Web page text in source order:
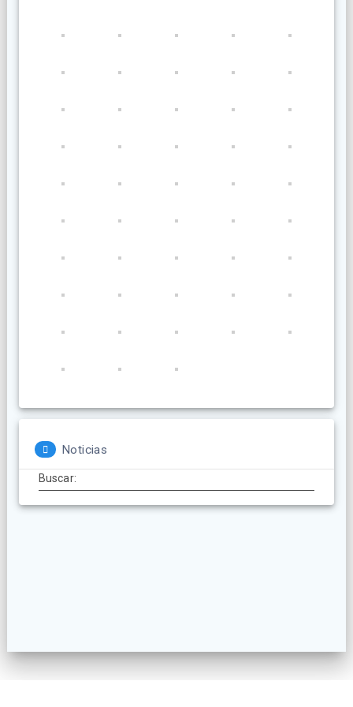
Noticias
Buscar: